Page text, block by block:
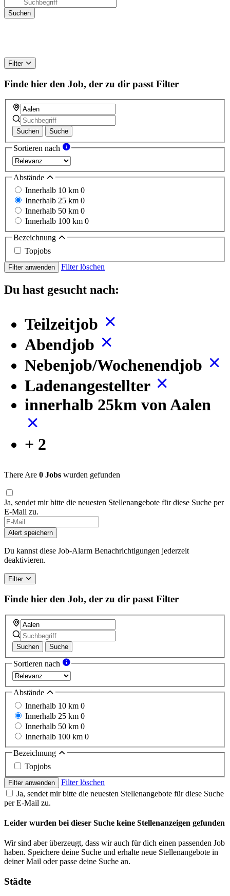
Filter
Finde hier den Job, der zu dir passt Filter
Suchen Suche
Sortieren nach
Abstände
Innerhalb 10 km 0
Innerhalb 25 km 0
Innerhalb 50 km 0
Innerhalb 100 km 0
Bezeichnung
Topjobs
Filter anwenden Filter löschen
Du hast gesucht nach:
Teilzeitjob
Abendjob
Nebenjob/Wochenendjob
Ladenangestellter
innerhalb 25km von Aalen
+ 2
There Are 0 Jobs wurden gefunden
Ja, sendet mir bitte die neuesten Stellenangebote für diese Suche per
E-Mail zu.
Alert speichern
Du kannst diese Job-Alarm Benachrichtigungen jederzeit
deaktivieren.
Filter
Finde hier den Job, der zu dir passt Filter
Suchen Suche
Sortieren nach
Abstände
Innerhalb 10 km 0
Innerhalb 25 km 0
Innerhalb 50 km 0
Innerhalb 100 km 0
Bezeichnung
Topjobs
Filter anwenden
Filter löschen
Ja, sendet mir bitte die neuesten Stellenangebote für diese Suche
per E-Mail zu.
Leider wurden bei dieser Suche keine Stellenanzeigen gefunden
Wir sind aber überzeugt, dass wir auch für dich einen passenden Job
haben. Speichere deine Suche und erhalte neue Stellenangebote in
deiner Mail oder passe deine Suche an.
Städte